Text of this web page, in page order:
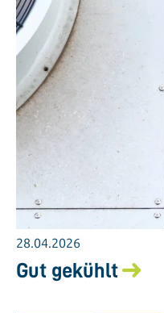
28.04.2026
Gut gekühlt